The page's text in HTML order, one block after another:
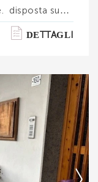
disposta su
in buono
Al piano
salendo al
abitativa:
al piano
DETTAGLI